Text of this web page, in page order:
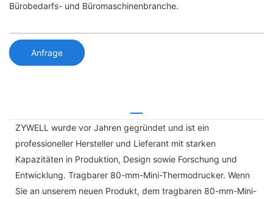
Bürobedarfs- und Büromaschinenbranche.
Anfrage
ZYWELL wurde vor Jahren gegründet und ist ein
professioneller Hersteller und Lieferant mit starken
Kapazitäten in Produktion, Design sowie Forschung und
Entwicklung. Tragbarer 80-mm-Mini-Thermodrucker. Wenn
Sie an unserem neuen Produkt, dem tragbaren 80-mm-Mini-